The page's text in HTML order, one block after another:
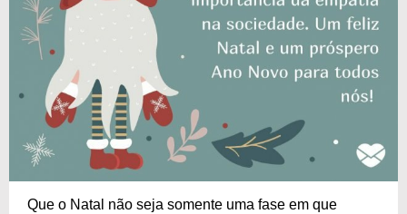
Que o Natal não seja somente uma fase em que